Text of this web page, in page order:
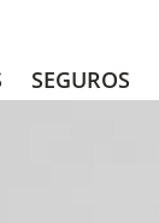
SEGUROS